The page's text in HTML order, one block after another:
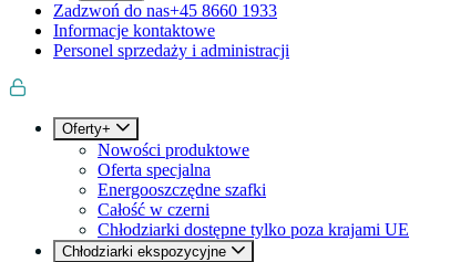
Zadzwoń do nas+45 8660 1933
Informacje kontaktowe
Personel sprzedaży i administracji
Oferty+
Nowości produktowe
Oferta specjalna
Energooszczędne szafki
Całość w czerni
Chłodziarki dostępne tylko poza krajami UE
Chłodziarki ekspozycyjne